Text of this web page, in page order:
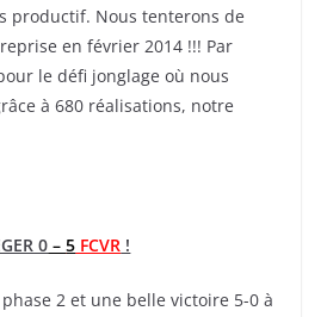
productif. Nous tenterons de
en février 2014 !!! Par
le défi jonglage où nous
à 680 réalisations, notre
0 –5 FCVR !
2 et une belle victoire 5-0 à